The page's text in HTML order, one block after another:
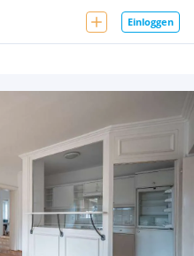
Einloggen